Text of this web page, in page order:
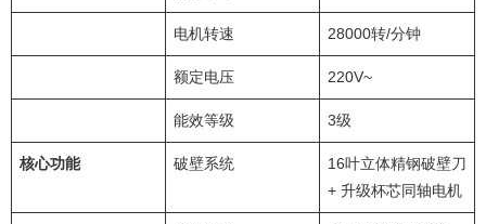
电机转速 28000转/分钟
额定电压 220V~
能效等级 3级
核心功能 破壁系统
16叶立体精钢破壁刀
+ 升级杯芯同轴电机